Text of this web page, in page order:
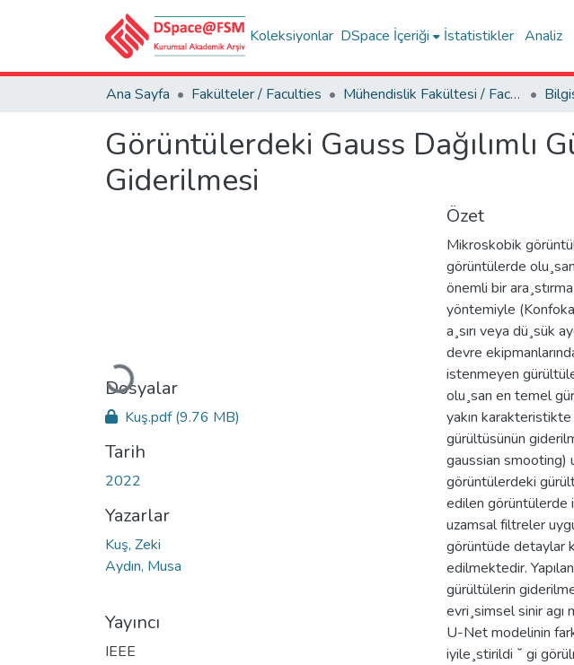
Koleksiyonlar DSpace İçeriği İstatistikler Analiz
Ana Sayfa Fakülteler / Faculties Mühendislik Fakültesi / Faculty of Engineering
Görüntülerdeki Gauss Dağılımlı
Giderilmesi
Yükleniyor...
Dosyalar
Kuş.pdf(9.76 MB)
Tarih
2022
Yazarlar
Kuş, Zeki
Aydın, Musa
Yayıncı
IEEE
Özet
Mikroskobik
görüntülerde
önemli bir
yöntemiyle
a¸sırı veya dü¸sük
devre
istenmeyen
olu¸san en temel
yakın
gürültüsünün
gaussian smooting)
görüntülerdeki
edilen görüntülerde
uzamsal filtreler
görüntüde detaylar
edilmektedir.
gürültülerin
evri¸simsel sinir agı
U-Net modelinin
iyile¸stirildi ˘ gi